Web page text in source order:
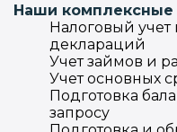
Наши комплексные
Налоговый учет
деклараций
Учет займов и
Учет основных
Подготовка
запросу